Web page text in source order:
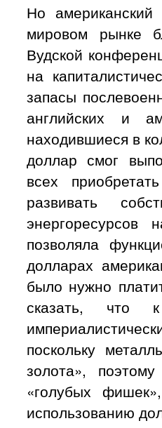
Но
мировом рынке
Вудской
на
запасы
английских и
находившиеся в
доллар смог
всех
развивать
позволяла
долларах
было нужно
сказать, что к
поскольку
золота»,
«голубых
использованию